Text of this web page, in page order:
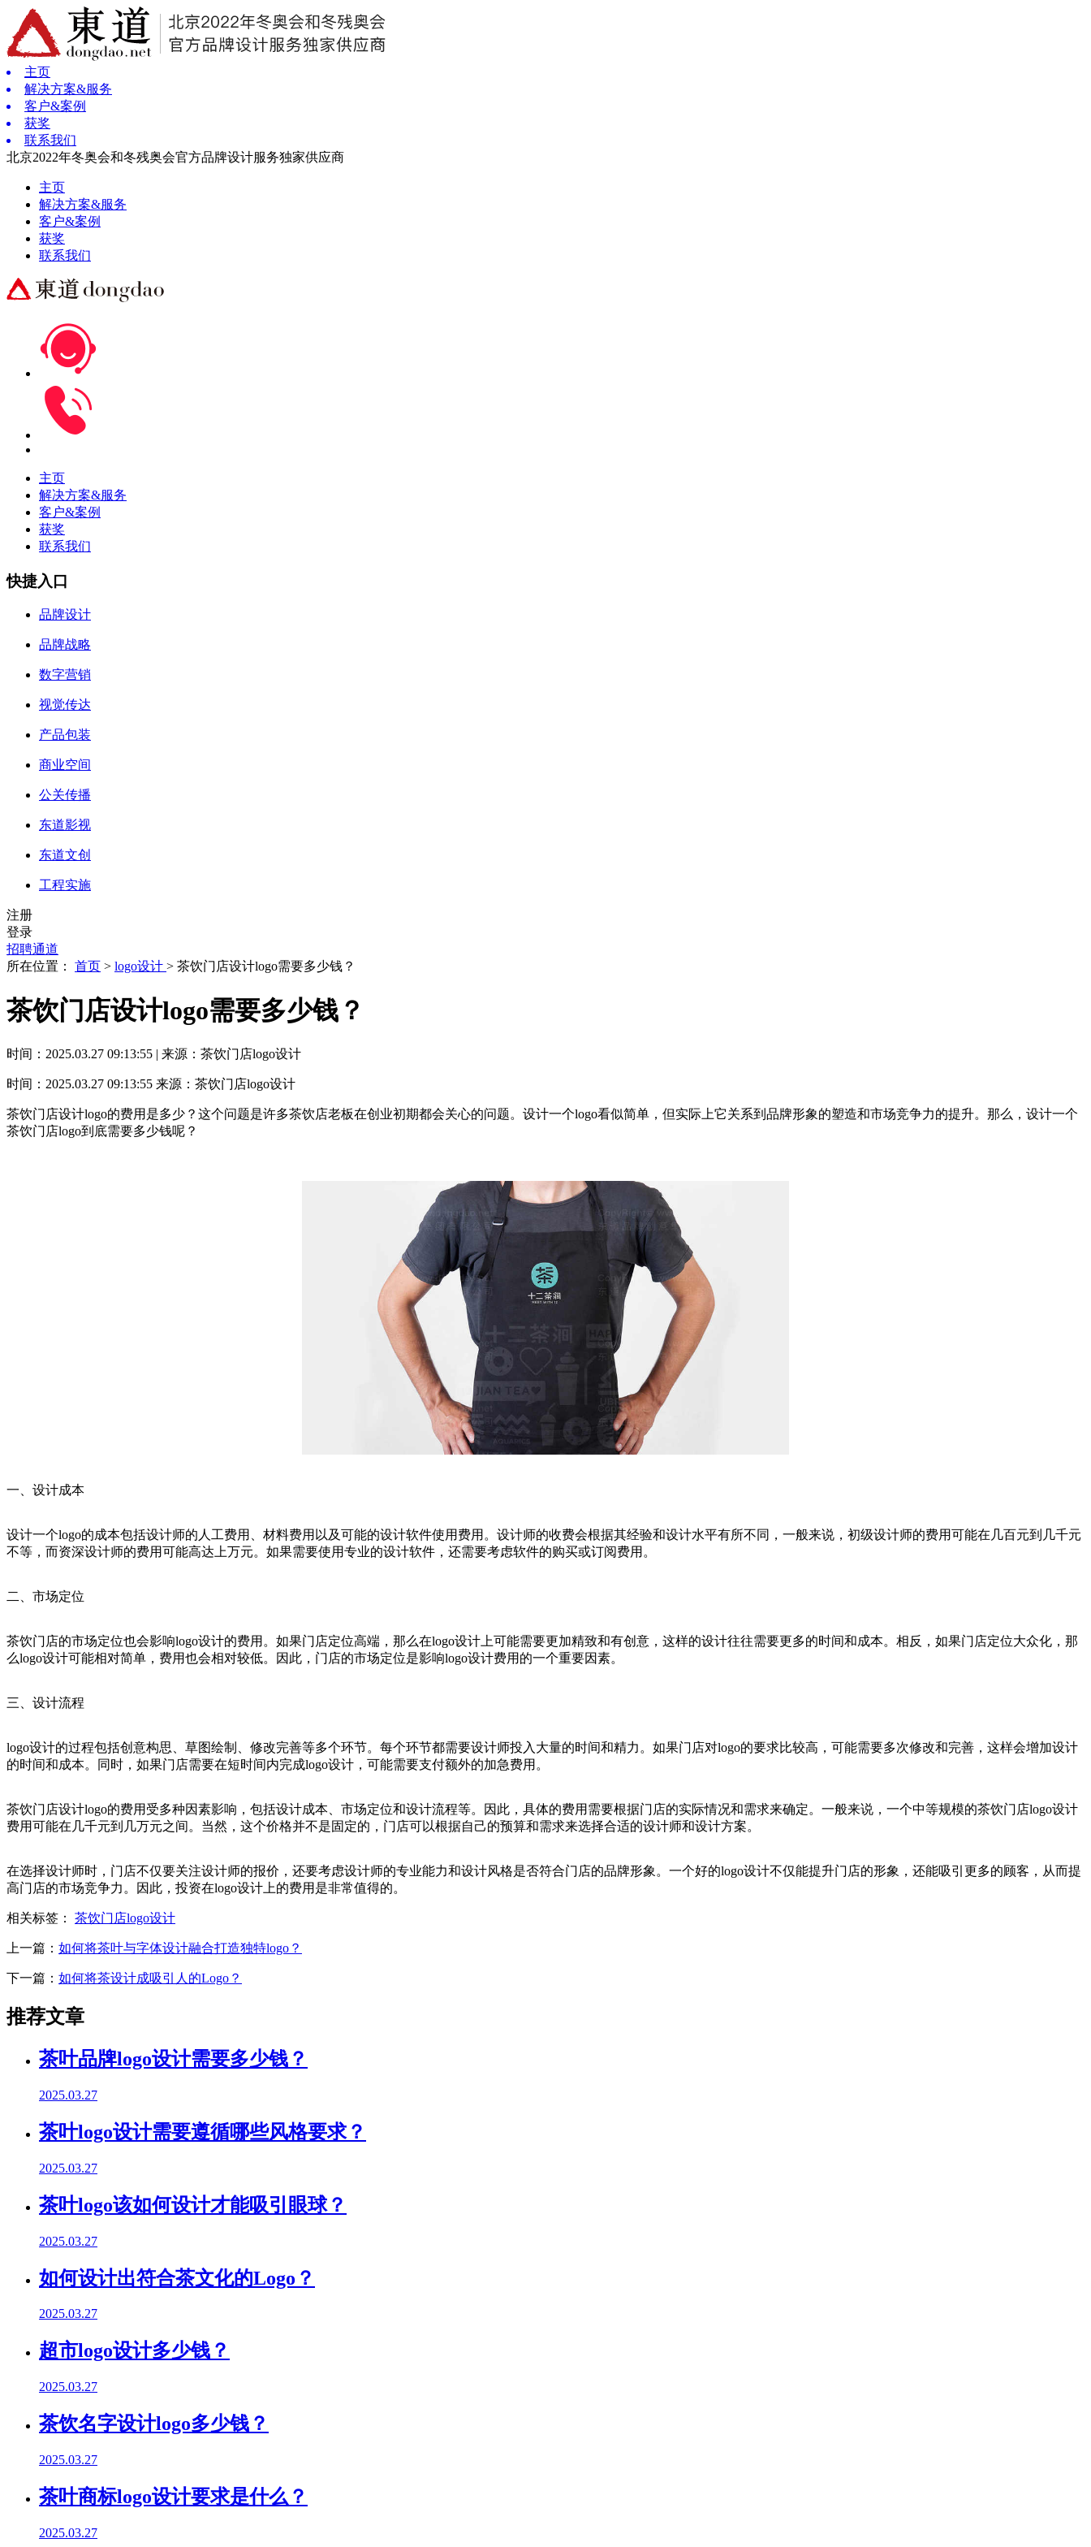
主页
解决方案&服务
客户&案例
获奖
联系我们
北京2022年冬奥会和冬残奥会官方品牌设计服务独家供应商
主页
解决方案&服务
客户&案例
获奖
联系我们
主页
解决方案&服务
客户&案例
获奖
联系我们
快捷入口
品牌设计
品牌战略
数字营销
视觉传达
产品包装
商业空间
公关传播
东道影视
东道文创
工程实施
注册
登录
招聘通道
所在位置： 首页 > logo设计 > 茶饮门店设计logo需要多少钱？
茶饮门店设计logo需要多少钱？
时间：2025.03.27 09:13:55 | 来源：茶饮门店logo设计
时间：2025.03.27 09:13:55 来源：茶饮门店logo设计
茶饮门店设计logo的费用是多少？这个问题是许多茶饮店老板在创业初期都会关心的问题。设计一个logo看似简单，但实际上它关系到品牌形象的塑造和市场竞争力的提升。那么，设计一个
茶饮门店logo到底需要多少钱呢？
一、设计成本
设计一个logo的成本包括设计师的人工费用、材料费用以及可能的设计软件使用费用。设计师的收费会根据其经验和设计水平有所不同，一般来说，初级设计师的费用可能在几百元到几千元
不等，而资深设计师的费用可能高达上万元。如果需要使用专业的设计软件，还需要考虑软件的购买或订阅费用。
二、市场定位
茶饮门店的市场定位也会影响logo设计的费用。如果门店定位高端，那么在logo设计上可能需要更加精致和有创意，这样的设计往往需要更多的时间和成本。相反，如果门店定位大众化，那
么logo设计可能相对简单，费用也会相对较低。因此，门店的市场定位是影响logo设计费用的一个重要因素。
三、设计流程
logo设计的过程包括创意构思、草图绘制、修改完善等多个环节。每个环节都需要设计师投入大量的时间和精力。如果门店对logo的要求比较高，可能需要多次修改和完善，这样会增加设计
的时间和成本。同时，如果门店需要在短时间内完成logo设计，可能需要支付额外的加急费用。
茶饮门店设计logo的费用受多种因素影响，包括设计成本、市场定位和设计流程等。因此，具体的费用需要根据门店的实际情况和需求来确定。一般来说，一个中等规模的茶饮门店logo设计
费用可能在几千元到几万元之间。当然，这个价格并不是固定的，门店可以根据自己的预算和需求来选择合适的设计师和设计方案。
在选择设计师时，门店不仅要关注设计师的报价，还要考虑设计师的专业能力和设计风格是否符合门店的品牌形象。一个好的logo设计不仅能提升门店的形象，还能吸引更多的顾客，从而提
高门店的市场竞争力。因此，投资在logo设计上的费用是非常值得的。
相关标签： 茶饮门店logo设计
上一篇： 如何将茶叶与字体设计融合打造独特logo？
下一篇： 如何将茶设计成吸引人的Logo？
推荐文章
茶叶品牌logo设计需要多少钱？
2025.03.27
茶叶logo设计需要遵循哪些风格要求？
2025.03.27
茶叶logo该如何设计才能吸引眼球？
2025.03.27
如何设计出符合茶文化的Logo？
2025.03.27
超市logo设计多少钱？
2025.03.27
茶饮名字设计logo多少钱？
2025.03.27
茶叶商标logo设计要求是什么？
2025.03.27